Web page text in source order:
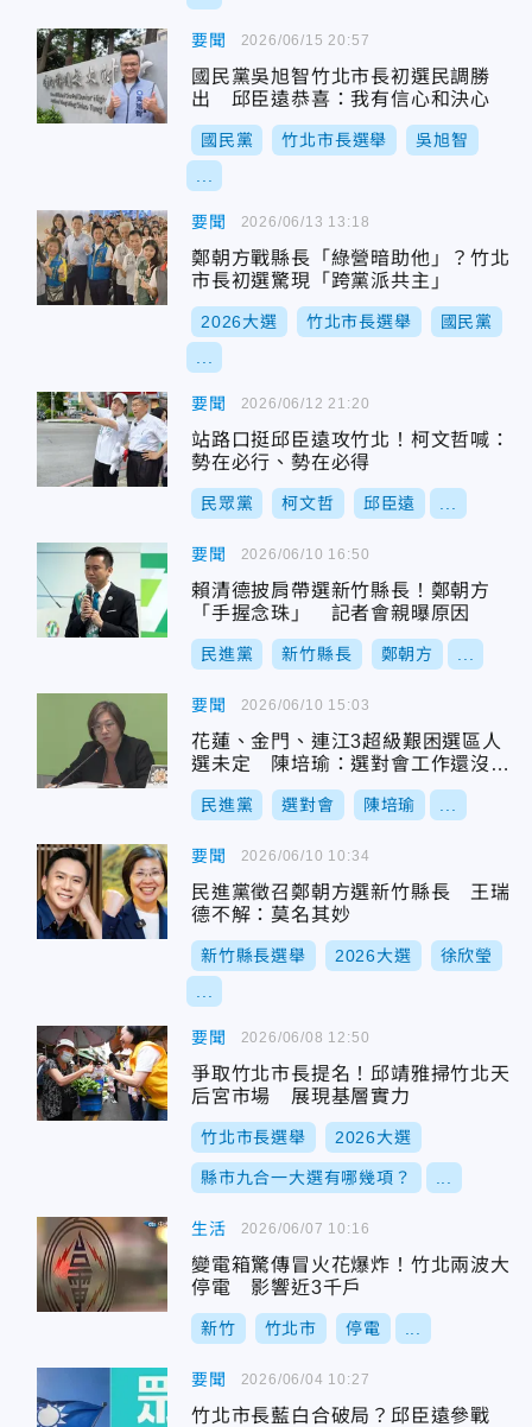
要聞
國民黨吳旭智竹北市長初選民調勝
出 邱臣遠恭喜：我有信心和決心
國民黨 竹北市長選舉 吳旭智
2026/06/15 20:57
要聞
鄭朝方戰縣長「綠營暗助他」？竹北
市長初選驚現「跨黨派共主」
2026大選 竹北市長選舉 國民黨
2026/06/13 13:18
要聞
站路口挺邱臣遠攻竹北！柯文哲喊：
勢在必行、勢在必得
民眾黨 柯文哲 邱臣遠
2026/06/12 21:20
要聞
賴清德披肩帶選新竹縣長！鄭朝方
「手握念珠」 記者會親曝原因
民進黨 新竹縣長 鄭朝方
2026/06/10 16:50
要聞
花蓮、金門、連江3超級艱困選區人
選未定 陳培瑜：選對會工作還沒結
束
民進黨 選對會 陳培瑜
2026/06/10 15:03
要聞
民進黨徵召鄭朝方選新竹縣長 王瑞
德不解：莫名其妙
新竹縣長選舉 2026大選 徐欣瑩
2026/06/10 10:34
要聞
爭取竹北市長提名！邱靖雅掃竹北天
后宮市場 展現基層實力
竹北市長選舉 2026大選
縣市九合一大選有哪幾項？
2026/06/08 12:50
生活
變電箱驚傳冒火花爆炸！竹北兩波大
停電 影響近3千戶
新竹 竹北市 停電
2026/06/07 10:16
要聞
竹北市長藍白合破局？邱臣遠參戰
2026/06/04 10:27